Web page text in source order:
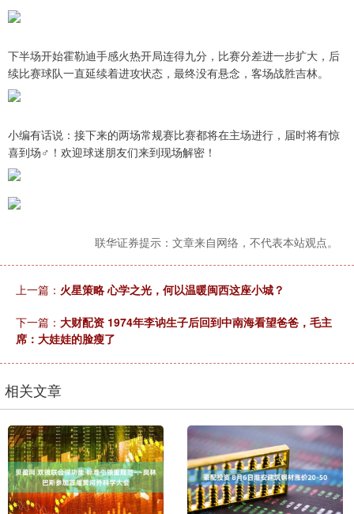
下半场开始霍勒迪手感火热开局连得九分，比赛分差进一步扩大，后
续比赛球队一直延续着进攻状态，最终没有悬念，客场战胜吉林。
小编有话说：接下来的两场常规赛比赛都将在主场进行，届时将有惊
喜到场‍♂️！欢迎球迷朋友们来到现场解密！
联华证券提示：文章来自网络，不代表本站观点。
上一篇： 火星策略 心学之光，何以温暖闽西这座小城？
下一篇： 大财配资 1974年李讷生子后回到中南海看望爸爸，毛主
席：大娃娃的脸瘦了
相关文章